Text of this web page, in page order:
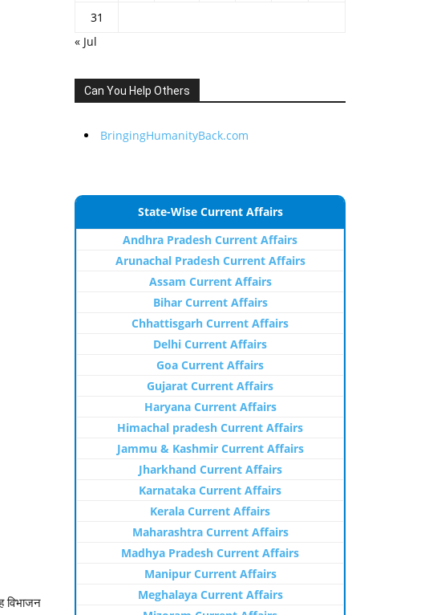
विभाजन
31
« Jul
Can You Help Others
BringingHumanityBack.com
State-Wise Current Affairs
Andhra Pradesh Current Affairs
Arunachal Pradesh Current Affairs
Assam Current Affairs
Bihar Current Affairs
Chhattisgarh Current Affairs
Delhi Current Affairs
Goa Current Affairs
Gujarat Current Affairs
Haryana Current Affairs
Himachal pradesh Current Affairs
Jammu & Kashmir Current Affairs
Jharkhand Current Affairs
Karnataka Current Affairs
Kerala Current Affairs
Maharashtra Current Affairs
Madhya Pradesh Current Affairs
Manipur Current Affairs
Meghalaya Current Affairs